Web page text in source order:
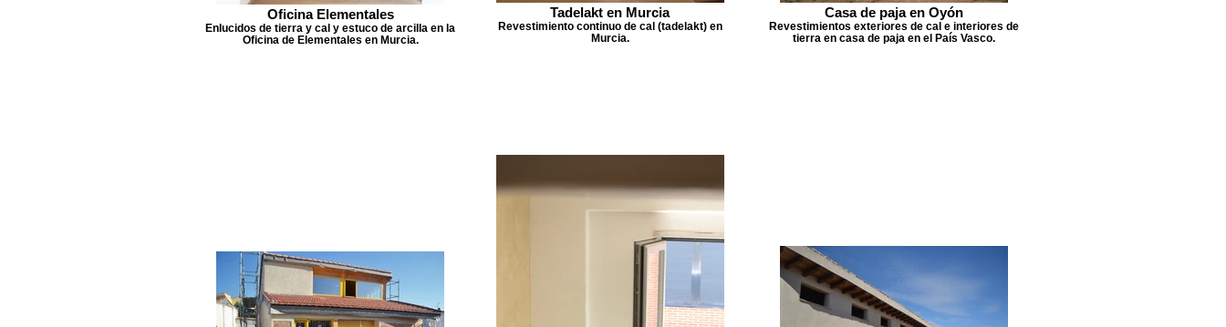
Oficina Elementales
Enlucidos de tierra y cal y estuco de arcilla en la
Oficina de Elementales en Murcia.
Tadelakt en Murcia
Revestimiento continuo de cal (tadelakt) en
Murcia.
Casa de paja en Oyón
Revestimientos exteriores de cal e interiores de
tierra en casa de paja en el País Vasco.